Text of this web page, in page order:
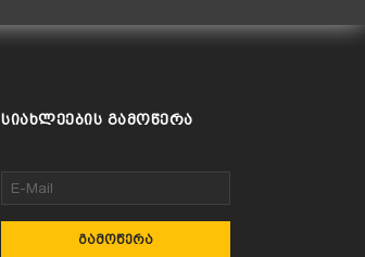
ᲡᲘᲐᲮᲚᲔᲔᲑᲘᲡ ᲒᲐᲛᲝᲬᲔᲠᲐ
ᲒᲐᲛᲝᲬᲔᲠᲐ